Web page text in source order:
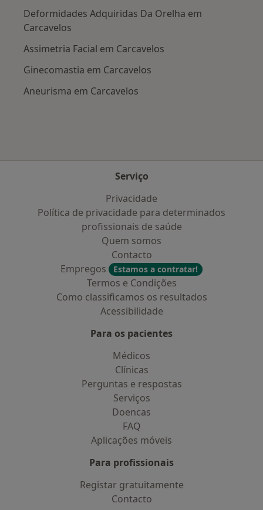
Deformidades Adquiridas Da Orelha em
Carcavelos
Assimetria Facial em Carcavelos
Ginecomastia em Carcavelos
Aneurisma em Carcavelos
Serviço
Privacidade
Política de privacidade para determinados
profissionais de saúde
Quem somos
Contacto
Empregos
Estamos a contratar!
Termos e Condições
Como classificamos os resultados
Acessibilidade
Para os pacientes
Médicos
Clínicas
Perguntas e respostas
Serviços
Doencas
FAQ
Aplicações móveis
Para profissionais
Registar gratuitamente
Contacto